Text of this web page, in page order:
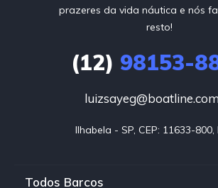
prazeres da vida náutica e nós
resto!
(12) 98153-
Ilhabela - SP, CEP: 11633-800,
Todos Barcos